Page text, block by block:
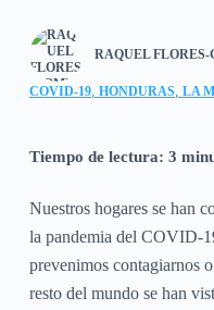
RAQUEL FLORES-
COVID-19, HONDURAS, LA
Tiempo de lectura: 3
Nuestros hogares se han
la pandemia del COVID-
prevenimos contagiarnos
resto del mundo se han